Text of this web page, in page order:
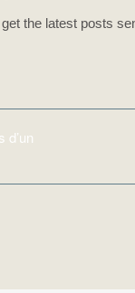
the latest posts
d’un